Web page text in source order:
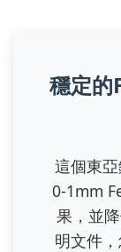
穩定的
這個東
0-1mm
果，並
明文件